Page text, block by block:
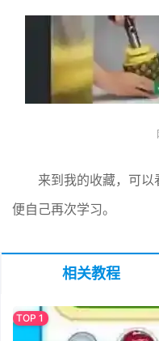
来到我的收藏，可
便自己再次学习。
相关教程